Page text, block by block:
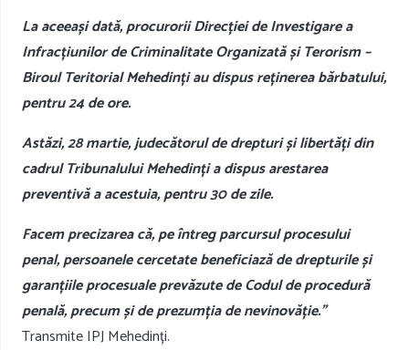
La aceeași dată, procurorii Direcției de Investigare a
Infracțiunilor de Criminalitate Organizată și Terorism –
Biroul Teritorial Mehedinți au dispus reținerea bărbatului,
pentru 24 de ore.
Astăzi, 28 martie, judecătorul de drepturi și libertăți din
cadrul Tribunalului Mehedinți a dispus arestarea
preventivă a acestuia, pentru 30 de zile.
Facem precizarea că, pe întreg parcursul procesului
penal, persoanele cercetate beneficiază de drepturile și
garanțiile procesuale prevăzute de Codul de procedură
penală, precum și de prezumția de nevinovăție.”
Transmite IPJ Mehedinți.